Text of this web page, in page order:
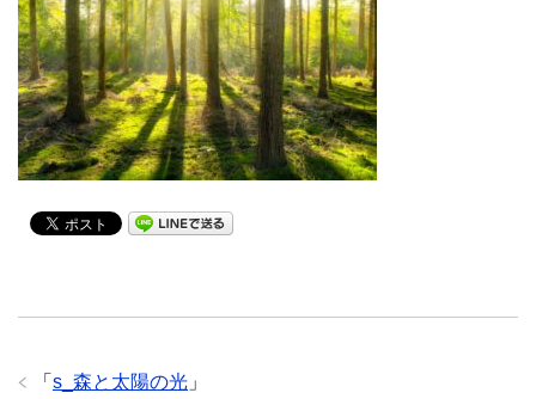
「 s_森と太陽の光 」